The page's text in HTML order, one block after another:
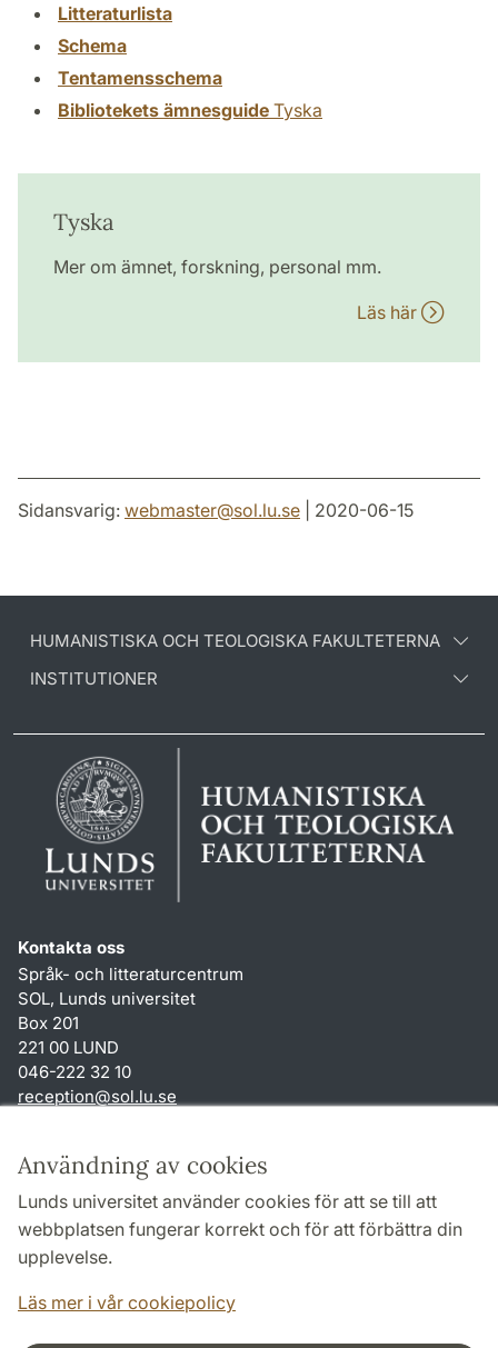
Användning av cookies
Lunds universitet använder cookies för att se till att
webbplatsen fungerar korrekt och för att förbättra din
upplevelse.
Läs mer i vår cookiepolicy
Litteraturlista
Schema
Tentamensschema
Bibliotekets ämnesguide Tyska
Tyska
Mer om ämnet, forskning, personal mm.
Läs här
Sidansvarig: webmaster@sol.lu.se | 2020-06-15
HUMANISTISKA OCH TEOLOGISKA FAKULTETERNA
INSTITUTIONER
Kontakta oss
Språk- och litteraturcentrum
SOL, Lunds universitet
Box 201
221 00 LUND
046-222 32 10
reception@sol.lu.se
Genvägar
Om webbplatsen och cookies
Behandling av personuppgifter
Tillgänglighetsredogörelse